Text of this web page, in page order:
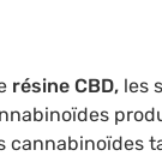
résine CBD,les